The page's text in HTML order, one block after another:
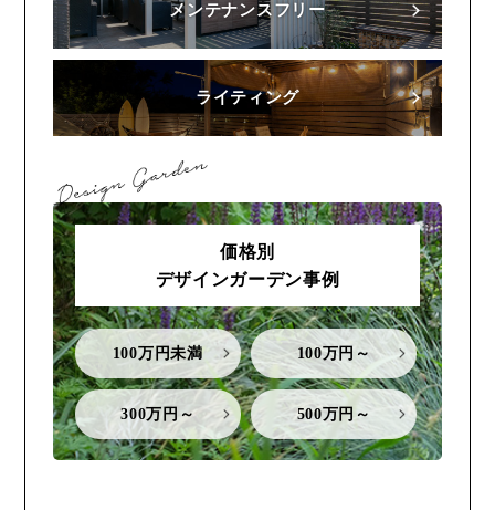
メンテナンスフリー
ライティング
価格別
デザインガーデン事例
100万円未満 100万円～
300万円～ 500万円～